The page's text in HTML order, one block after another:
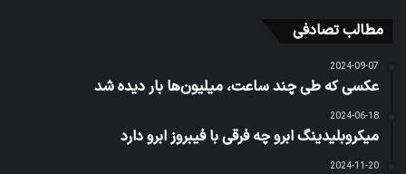
مطالب تصادفی
2024-09-07
عکسی که طی چند ساعت، میلیون‌ها بار دیده شد
2024-06-18
میکروبلیدینگ ابرو چه فرقی با فیبروز ابرو دارد
2024-11-20